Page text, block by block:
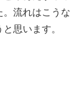
。流れはこうな
思います。